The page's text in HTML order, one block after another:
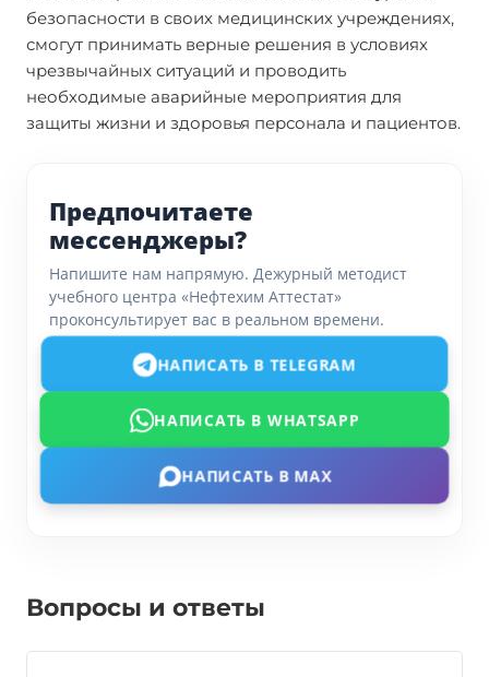
безопасности в своих медицинских учреждениях,
смогут принимать верные решения в условиях
чрезвычайных ситуаций и проводить
необходимые аварийные мероприятия для
защиты жизни и здоровья персонала и пациентов.
Предпочитаете
мессенджеры?
Напишите нам напрямую. Дежурный методист
учебного центра «Нефтехим Аттестат»
проконсультирует вас в реальном времени.
НАПИСАТЬ В TELEGRAM
НАПИСАТЬ В WHATSAPP
НАПИСАТЬ В MAX
Вопросы и ответы